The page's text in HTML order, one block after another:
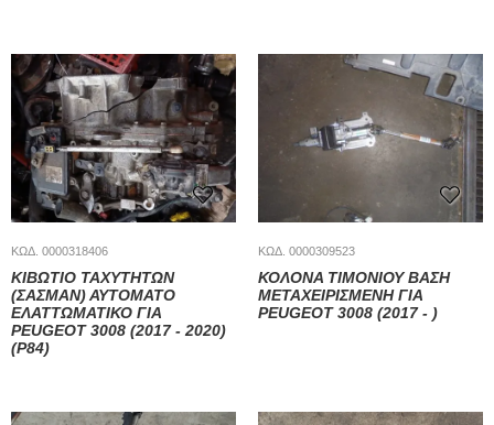
ΚΩΔ. 0000318406
ΚΙΒΩΤΙΟ ΤΑΧΥΤΗΤΩΝ
(ΣΑΣΜΑΝ) ΑΥΤΟΜΑΤΟ
ΕΛΑΤΤΩΜΑΤΙΚΟ ΓΙΑ
PEUGEOT 3008 (2017 - 2020)
(P84)
ΚΩΔ. 0000309523
ΚΟΛΟΝΑ ΤΙΜΟΝΙΟΥ ΒΑΣΗ
ΜΕΤΑΧΕΙΡΙΣΜΕΝΗ ΓΙΑ
PEUGEOT 3008 (2017 - )